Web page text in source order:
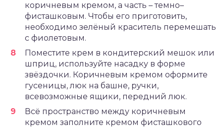
коричневым кремом, а часть – темно–
фисташковым. Чтобы его приготовить,
необходимо зелёный краситель перемешать
с фиолетовым.
Поместите крем в кондитерский мешок или
шприц, используйте насадку в форме
звёздочки. Коричневым кремом оформите
гусеницы, люк на башне, ручки,
всевозможные ящики, передний люк.
Всё пространство между коричневым
кремом заполните кремом фисташкового